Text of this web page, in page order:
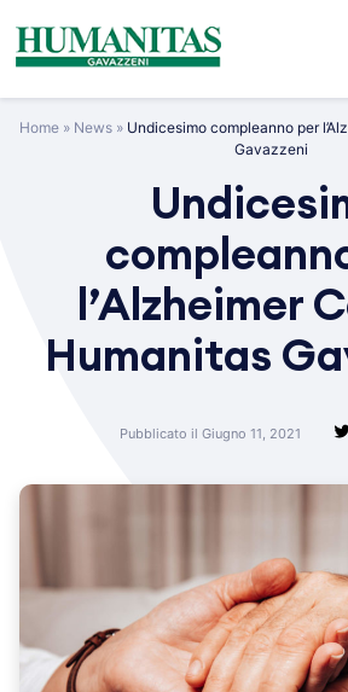
content
Home » News » Undicesimo compleanno per
Gavazzeni
l’Alzheimer
Humanitas
Pubblicato il Giugno 11, 2021